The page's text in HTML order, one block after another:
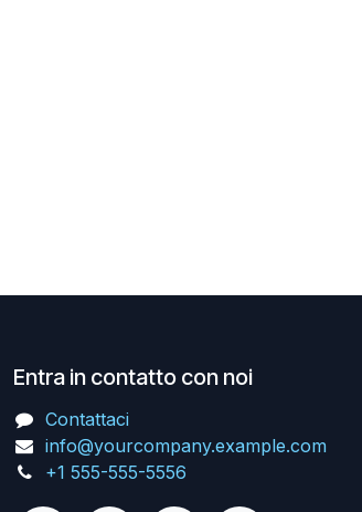
Entra in contatto con noi
Contattaci
info@yourcompany.example.com
+1 555-555-5556